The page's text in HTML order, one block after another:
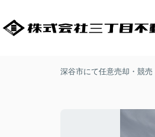
深谷市にて任意売却・競